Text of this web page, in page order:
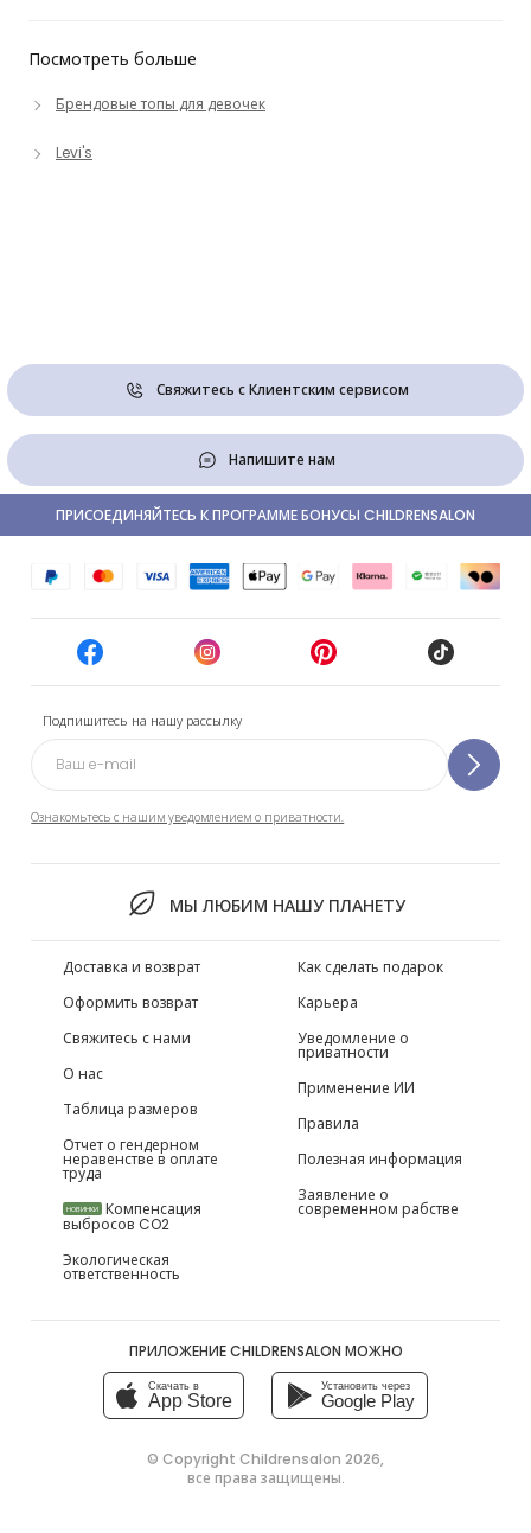
Посмотреть больше
Брендовые топы для девочек
Levi's
Свяжитесь с Клиентским сервисом
Напишите нам
Подпишитесь на нашу рассылку
Ознакомьтесь с нашим уведомлением о приватности.
МЫ ЛЮБИМ НАШУ ПЛАНЕТУ
ПРИСОЕДИНЯЙТЕСЬ К ПРОГРАММЕ БОНУСЫ CHILDRENSALON
Доставка и возврат
Оформить возврат
Свяжитесь с нами
О нас
Таблица размеров
Отчет о гендерном
неравенстве в оплате
труда
НОВИНКИ Компенсация
выбросов CO2
Экологическая
ответственность
Как сделать подарок
Карьера
Уведомление о
приватности
Применение ИИ
Правила
Полезная информация
Заявление о
современном рабстве
ПРИЛОЖЕНИЕ CHILDRENSALON МОЖНО
Скачать в
App Store
Установить через
Google Play
© Copyright Childrensalon 2026,
все права защищены.